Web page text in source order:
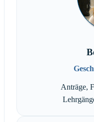
Anträge,